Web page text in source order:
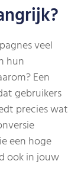
veel
hun
Een
gebruikers
precies wat
een hoge
ook in jouw